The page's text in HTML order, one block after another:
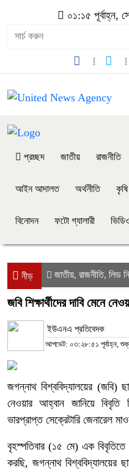
০১:১৫ পূর্বাহ্ন,
প্রচ্ছদ জাতীয় রাজনীতি
আইন আদালত অর্থনীতি কৃষি
বিনোদন ফটো গ্যালারী
নীড় জাতীয়, রাজনীতি, লিড
জবি শিক্ষার্থীদের দাবি মেনে
ইউএনএ প্রতিবেদক
আপডেট: ০৩:২৮:৫১ পূর্বাহ্ন,
জগন্নাথ বিশ্ববিদ্যালয়ের (জবি)
নেওয়ার আহ্বান জানিয়ে বিবৃতি
ভারপ্রাপ্ত সেক্রেটারি জেনারেল
বৃহস্পতিবার (১৫ মে) এক
করছি, জগন্নাথ বিশ্ববিদ্যালয়ের